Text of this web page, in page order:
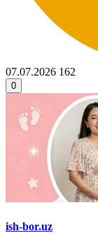
07.07.2026 162
0
ish-bor.uz